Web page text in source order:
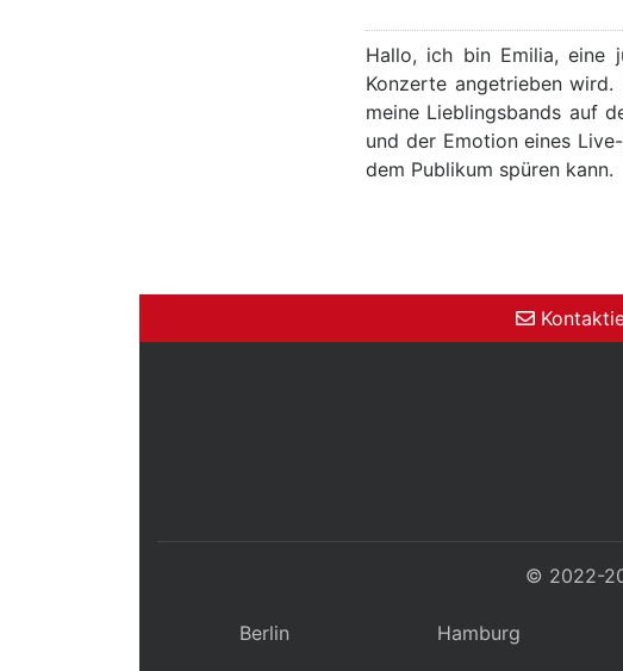
Hallo, ich bin Emilia, eine
Konzerte angetrieben
meine Lieblingsbands auf
und der Emotion eines
dem Publikum spüren kann.
© 2022-
Berlin Hamburg